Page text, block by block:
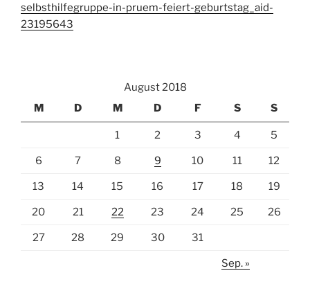
selbsthilfegruppe-in-pruem-feiert-geburtstag_aid-
23195643
August 2018
M
D M D F S S
1 2 3 4 5
6 7 8 9 10 11 12
13 14 15 16 17 18 19
20 21 22 23 24 25 26
27 28 29 30 31
Sep. »